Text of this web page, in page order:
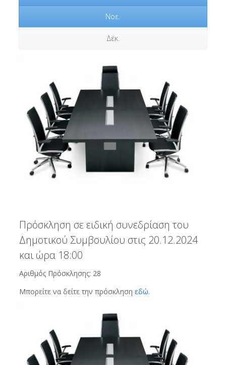
Νοε.
Δεκ.
Πρόσκληση σε ειδική συνεδρίαση του
Δημοτικού Συμβουλίου στις 20.12.2024
και ώρα 18:00
Αριθμός Πρόσκλησης: 28
Μπορείτε να δείτε την πρόσκληση εδώ.